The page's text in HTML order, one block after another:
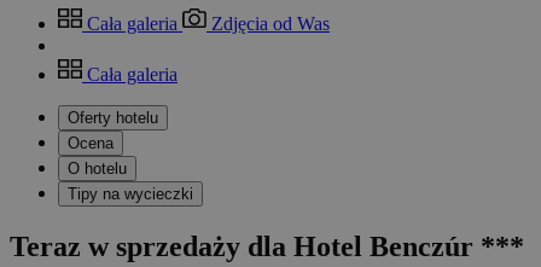
Cała galeria Zdjęcia od Was
Cała galeria
Oferty hotelu
Ocena
O hotelu
Tipy na wycieczki
Teraz w sprzedaży dla Hotel Benczúr ***